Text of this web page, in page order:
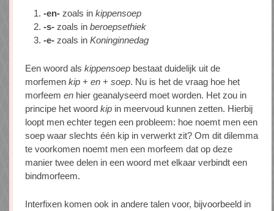
-en- zoals in kippensoep
-s- zoals in beroepsethiek
-e- zoals in Koninginnedag
Een woord als kippensoep bestaat duidelijk uit de
morfemen kip + en + soep. Nu is het de vraag hoe het
morfeem en hier geanalyseerd moet worden. Het zou in
principe het woord kip in meervoud kunnen zetten. Hierbij
loopt men echter tegen een probleem: hoe noemt men een
soep waar slechts één kip in verwerkt zit? Om dit dilemma
te voorkomen noemt men een morfeem dat op deze
manier twee delen in een woord met elkaar verbindt een
bindmorfeem.
Interfixen komen ook in andere talen voor, bijvoorbeeld in